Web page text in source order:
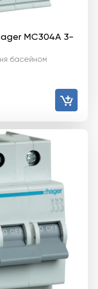
MC304A 3-
басейном